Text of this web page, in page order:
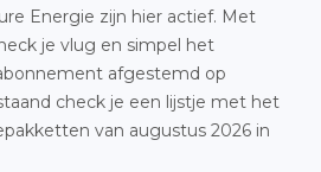
Energie zijn hier actief. Met
je vlug en simpel het
afgestemd op
check je een lijstje met het
van augustus 2026 in